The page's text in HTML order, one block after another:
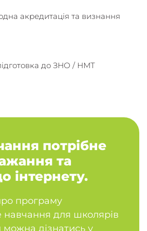
акредитація та визнання
до ЗНО / НМТ
потрібне
та
інтернету.
програму
навчання для школярів
дізнатись у